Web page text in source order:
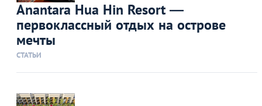
Anantara Hua Hin Resort —
первоклассный отдых на острове
мечты
СТАТЬИ